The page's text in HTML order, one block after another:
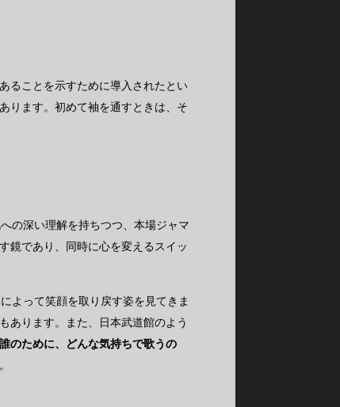
ることを示すために導入されたとい
ります。初めて袖を通すときは、そ
の深い理解を持ちつつ、本場ジャマ
鏡であり、同時に心を変えるスイッ
よって笑顔を取り戻す姿を見てきま
あります。また、日本武道館のよう
誰のために、どんな気持ちで歌うの